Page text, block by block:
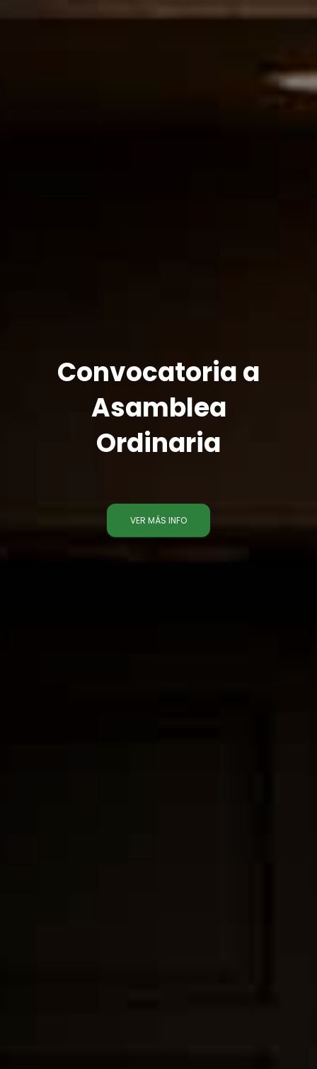
Convocatoria a
Asamblea
Ordinaria
VER MÁS INFO